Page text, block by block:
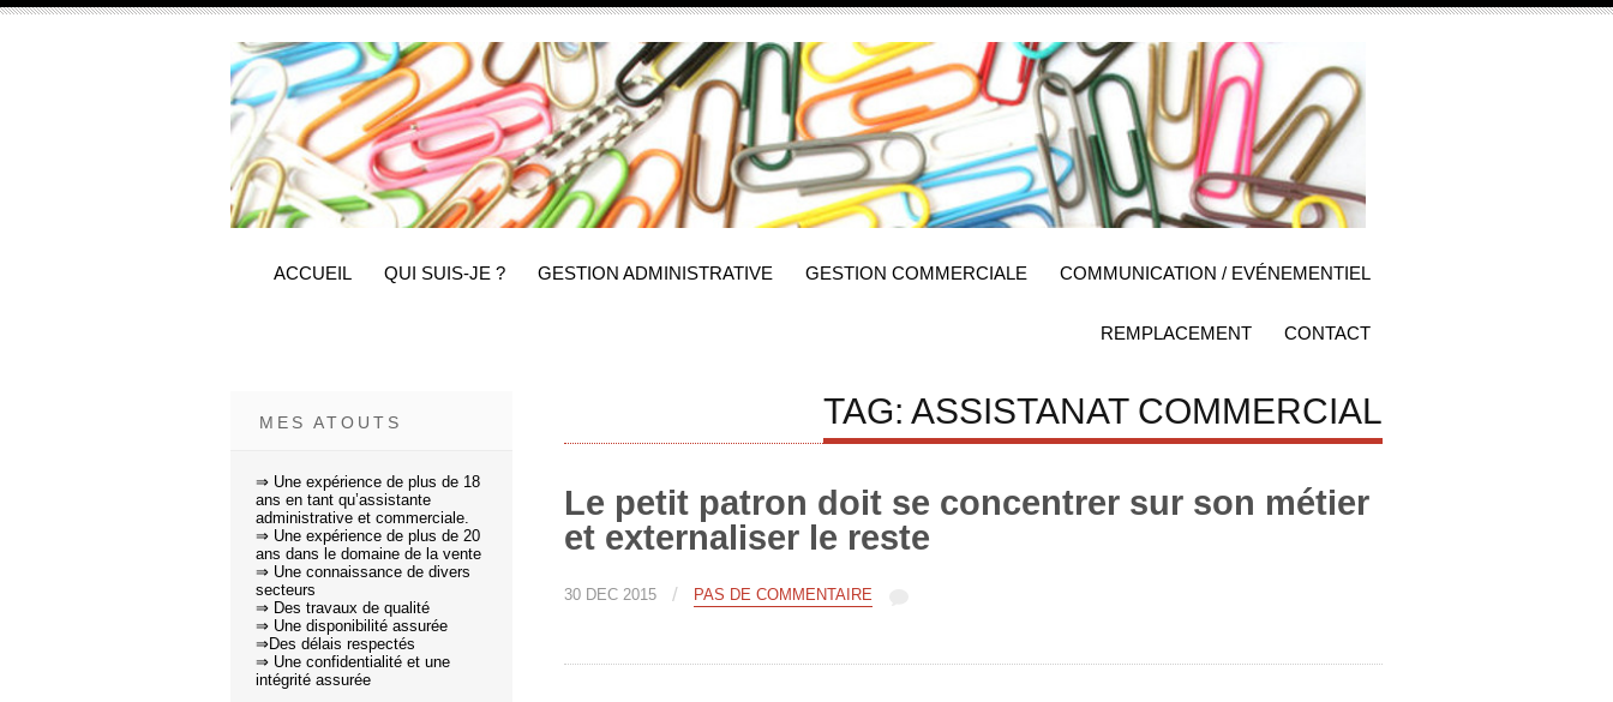
ACCUEIL QUI SUIS-JE ? GESTION ADMINISTRATIVE GESTION COMMERCIALE COMMUNICATION / EVÉNEMENTIEL
REMPLACEMENT CONTACT
TAG: ASSISTANAT COMMERCIAL
Le petit patron doit se concentrer sur son métier
et externaliser le reste
30 DÉC 2015 / PAS DE COMMENTAIRE
MES ATOUTS
⇒ Une expérience de plus de 18
ans en tant qu’assistante
administrative et commerciale.
⇒ Une expérience de plus de 20
ans dans le domaine de la vente
⇒ Une connaissance de divers
secteurs
⇒ Des travaux de qualité
⇒ Une disponibilité assurée
⇒Des délais respectés
⇒ Une confidentialité et une
intégrité assurée